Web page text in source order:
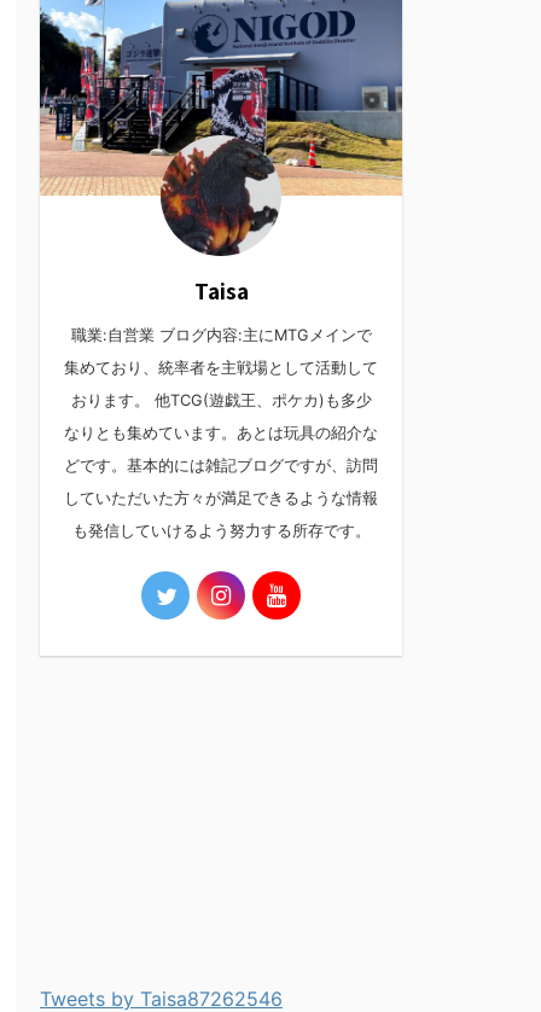
Taisa
職業:自営業 ブログ内容:主にMTGメインで
集めており、統率者を主戦場として活動して
おります。 他TCG(遊戯王、ポケカ)も多少
なりとも集めています。あとは玩具の紹介な
どです。基本的には雑記ブログですが、訪問
していただいた方々が満足できるような情報
も発信していけるよう努力する所存です。
Tweets by Taisa87262546